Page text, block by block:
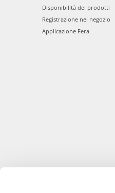
Disponibilità dei prodotti
Registrazione nel negozio
Applicazione Fera